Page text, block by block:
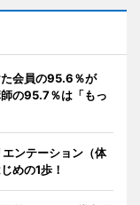
会員の95.6％が
師の95.7％は「もっ
ンテーション（体
めの1歩！